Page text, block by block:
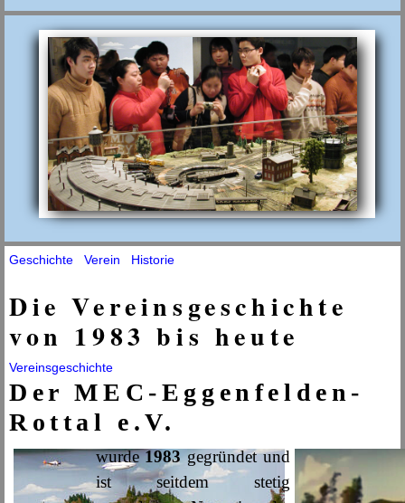
Geschichte Verein Historie
Die Vereinsgeschichte
von 1983 bis heute
Vereinsgeschichte
Der MEC-Eggenfelden-
Rottal e.V.
wurde1983gegründet und
ist seitdem stetig